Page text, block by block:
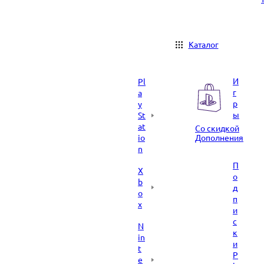
Каталог
Pl
a
y
St
at
io
n
X
b
o
x
N
in
t
e
И
г
р
ы
Со скидкой
Дополнения
П
о
д
п
и
с
к
и
P